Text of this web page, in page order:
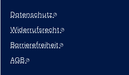
Datenschutz
Widerrufsrecht
Barrierefreiheit
AGB